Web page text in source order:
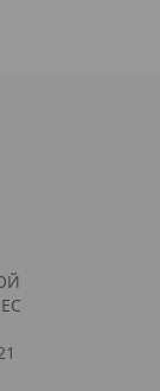
средство
и главные
Гель для